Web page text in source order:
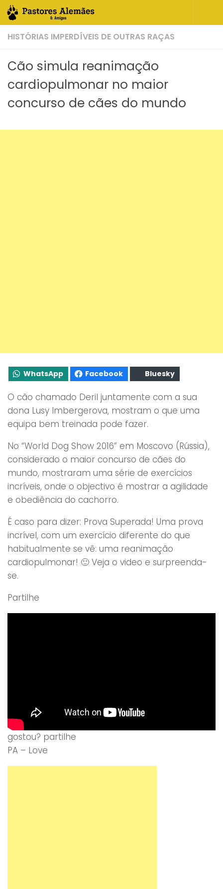
Skip to content
HISTÓRIAS IMPERDÍVEIS DE OUTRAS RAÇAS
Cão simula reanimação
cardiopulmonar no maior
concurso de cães do mundo
WhatsApp Facebook Bluesky
O cão chamado Deril juntamente com a sua
dona Lusy Imbergerova, mostram o que uma
equipa bem treinada pode fazer.
No “World Dog Show 2016” em Moscovo (Rússia),
considerado o maior concurso de cães do
mundo, mostraram uma série de exercícios
incríveis, onde o objectivo é mostrar a agilidade
e obediência do cachorro.
É caso para dizer: Prova Superada! Uma prova
incrível, com um exercício diferente do que
habitualmente se vê: uma reanimação
cardiopulmonar! 🙂 Veja o video e surpreenda-
se.
Partilhe
gostou? partilhe
PA – Love